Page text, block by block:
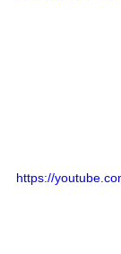
https://